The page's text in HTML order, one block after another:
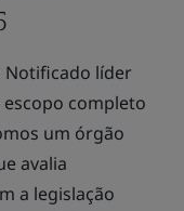
Notificado líder
escopo completo
um órgão
avalia
a legislação